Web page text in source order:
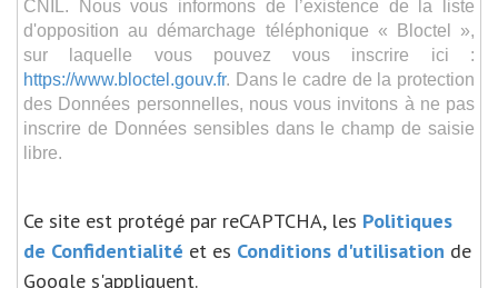
CNIL. Nous vous informons de l’existence de la liste
d'opposition au démarchage téléphonique « Bloctel »,
sur laquelle vous pouvez vous inscrire ici :
https://www.bloctel.gouv.fr. Dans le cadre de la protection
des Données personnelles, nous vous invitons à ne pas
inscrire de Données sensibles dans le champ de saisie
libre.
Ce site est protégé par reCAPTCHA, les Politiques
de Confidentialité et es Conditions d'utilisation de
Google s'appliquent.